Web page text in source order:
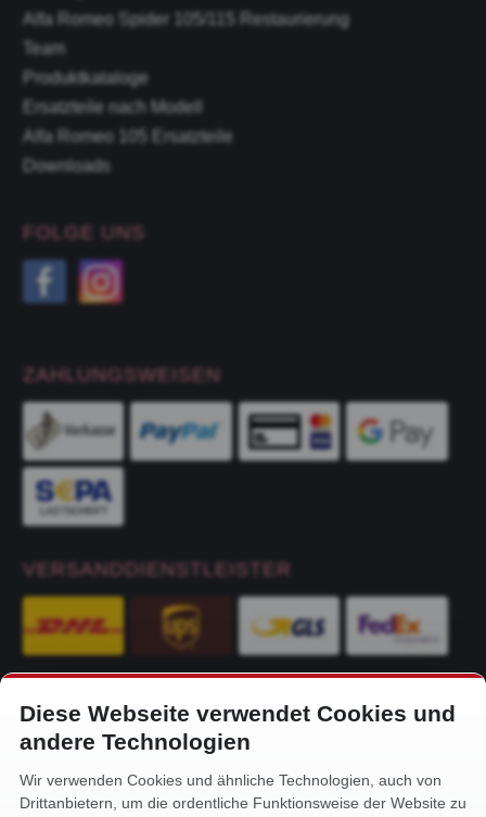
Alfa Romeo Spider 105/115 Restaurierung
Team
Produktkataloge
Ersatzteile nach Modell
Alfa Romeo 105 Ersatzteile
Downloads
FOLGE UNS
ZAHLUNGSWEISEN
VERSANDDIENSTLEISTER
KONTAKT
Alfa-Service Hurtienne GmbH
Siemensstr. 32
59199 Bönen
Diese Webseite verwendet Cookies und
andere Technologien
Wir verwenden Cookies und ähnliche Technologien, auch von
Drittanbietern, um die ordentliche Funktionsweise der Website zu